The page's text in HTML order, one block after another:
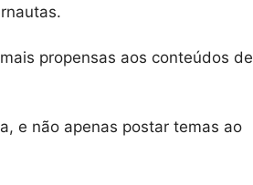
propensas aos conteúdos de
e não apenas postar temas ao